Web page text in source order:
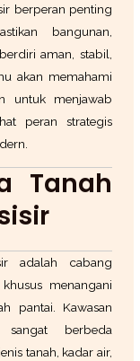
berperan penting
bangunan,
aman, stabil,
akan memahami
untuk menjawab
peran strategis
Tanah
adalah cabang
menangani
pantai. Kawasan
berbeda
tanah, kadar air,